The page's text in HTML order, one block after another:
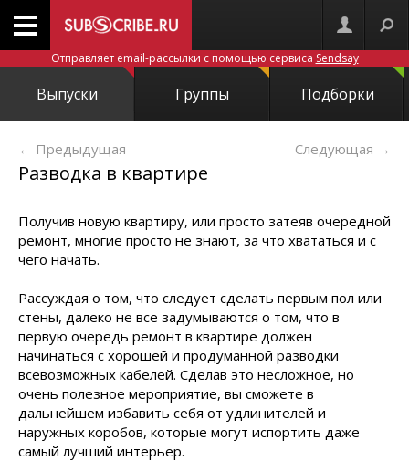
Отправляет email-рассылки с помощью сервиса Sendsay
Выпуски Группы Подборки
← Предыдущая Следующая →
Разводка в квартире
Получив новую квартиру, или просто затеяв очередной
ремонт, многие просто не знают, за что хвататься и с
чего начать.
Рассуждая о том, что следует сделать первым пол или
стены, далеко не все задумываются о том, что в
первую очередь ремонт в квартире должен
начинаться с хорошей и продуманной разводки
всевозможных кабелей. Сделав это несложное, но
очень полезное мероприятие, вы сможете в
дальнейшем избавить себя от удлинителей и
наружных коробов, которые могут испортить даже
самый лучший интерьер.